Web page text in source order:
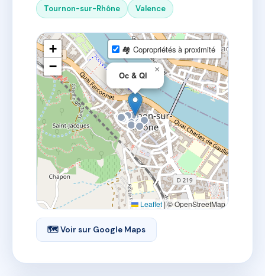
Tournon-sur-Rhône
Valence
Oc & Ql
×
+
−
🏘 Copropriétés à proximité
Leaflet|© OpenStreetMap
🗺 Voir sur Google Maps